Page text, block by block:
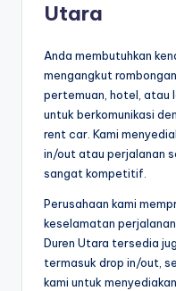
Utara
Anda membutuhkan
mengangkut
pertemuan, hotel, atau
untuk berkomunikasi
rent car. Kami
in/out atau perjalanan
sangat kompetitif.
Perusahaan kami
keselamatan
Duren Utara tersedia
termasuk drop in/out,
kami untuk